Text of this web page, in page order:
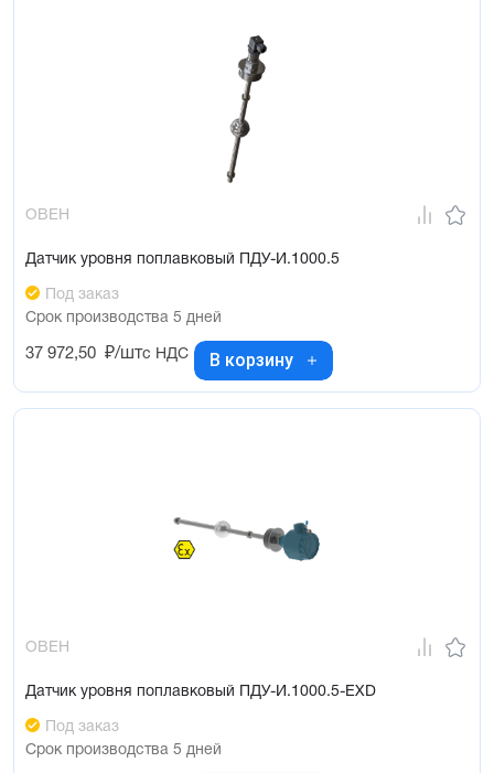
ОВЕН
Датчик уровня поплавковый ПДУ-И.1000.5
Под заказ
Срок производства 5 дней
37 972,50 ₽/штс НДС В корзину
ОВЕН
Датчик уровня поплавковый ПДУ-И.1000.5-ЕХD
Под заказ
Срок производства 5 дней